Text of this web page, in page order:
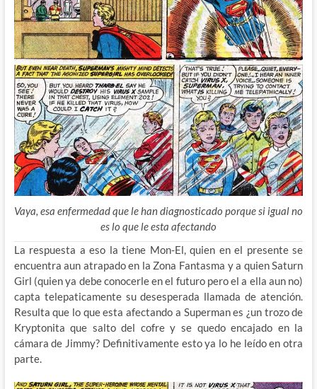
Vaya, esa enfermedad que le han diagnosticado porque si igual no
es lo que le esta afectando
La respuesta a eso la tiene Mon-El, quien en el presente se
encuentra aun atrapado en la Zona Fantasma y a quien Saturn
Girl (quien ya debe conocerle en el futuro pero el a ella aun no)
capta telepaticamente su desesperada llamada de atención.
Resulta que lo que esta afectando a Superman es ¿un trozo de
Kryptonita que salto del cofre y se quedo encajado en la
cámara de Jimmy? Definitivamente esto ya lo he leído en otra
parte.